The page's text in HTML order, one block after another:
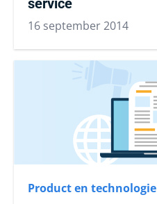
service
16 september 2014
Product en technologie